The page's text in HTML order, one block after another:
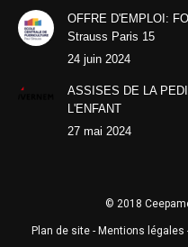
OFFRE D'EMPLOI:
Strauss Paris 15
24 juin 2024
ASSISES DE LA
L'ENFANT
27 mai 2024
© 2018
Plan de site - Mentions légales